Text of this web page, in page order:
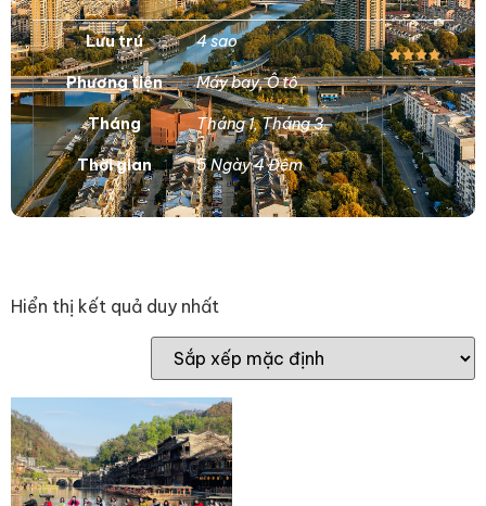
Lưu trú 4 sao
Phương tiện Máy bay,Ô tô
Tháng Tháng 1,Tháng 3
Thời gian 5 Ngày 4 Đêm
Hiển thị kết quả duy nhất